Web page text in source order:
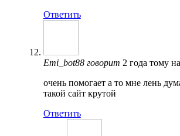
Ответить
Emi_bot88 говорит 2 года тому
очень помогает а то мне лень
такой сайт крутой
Ответить